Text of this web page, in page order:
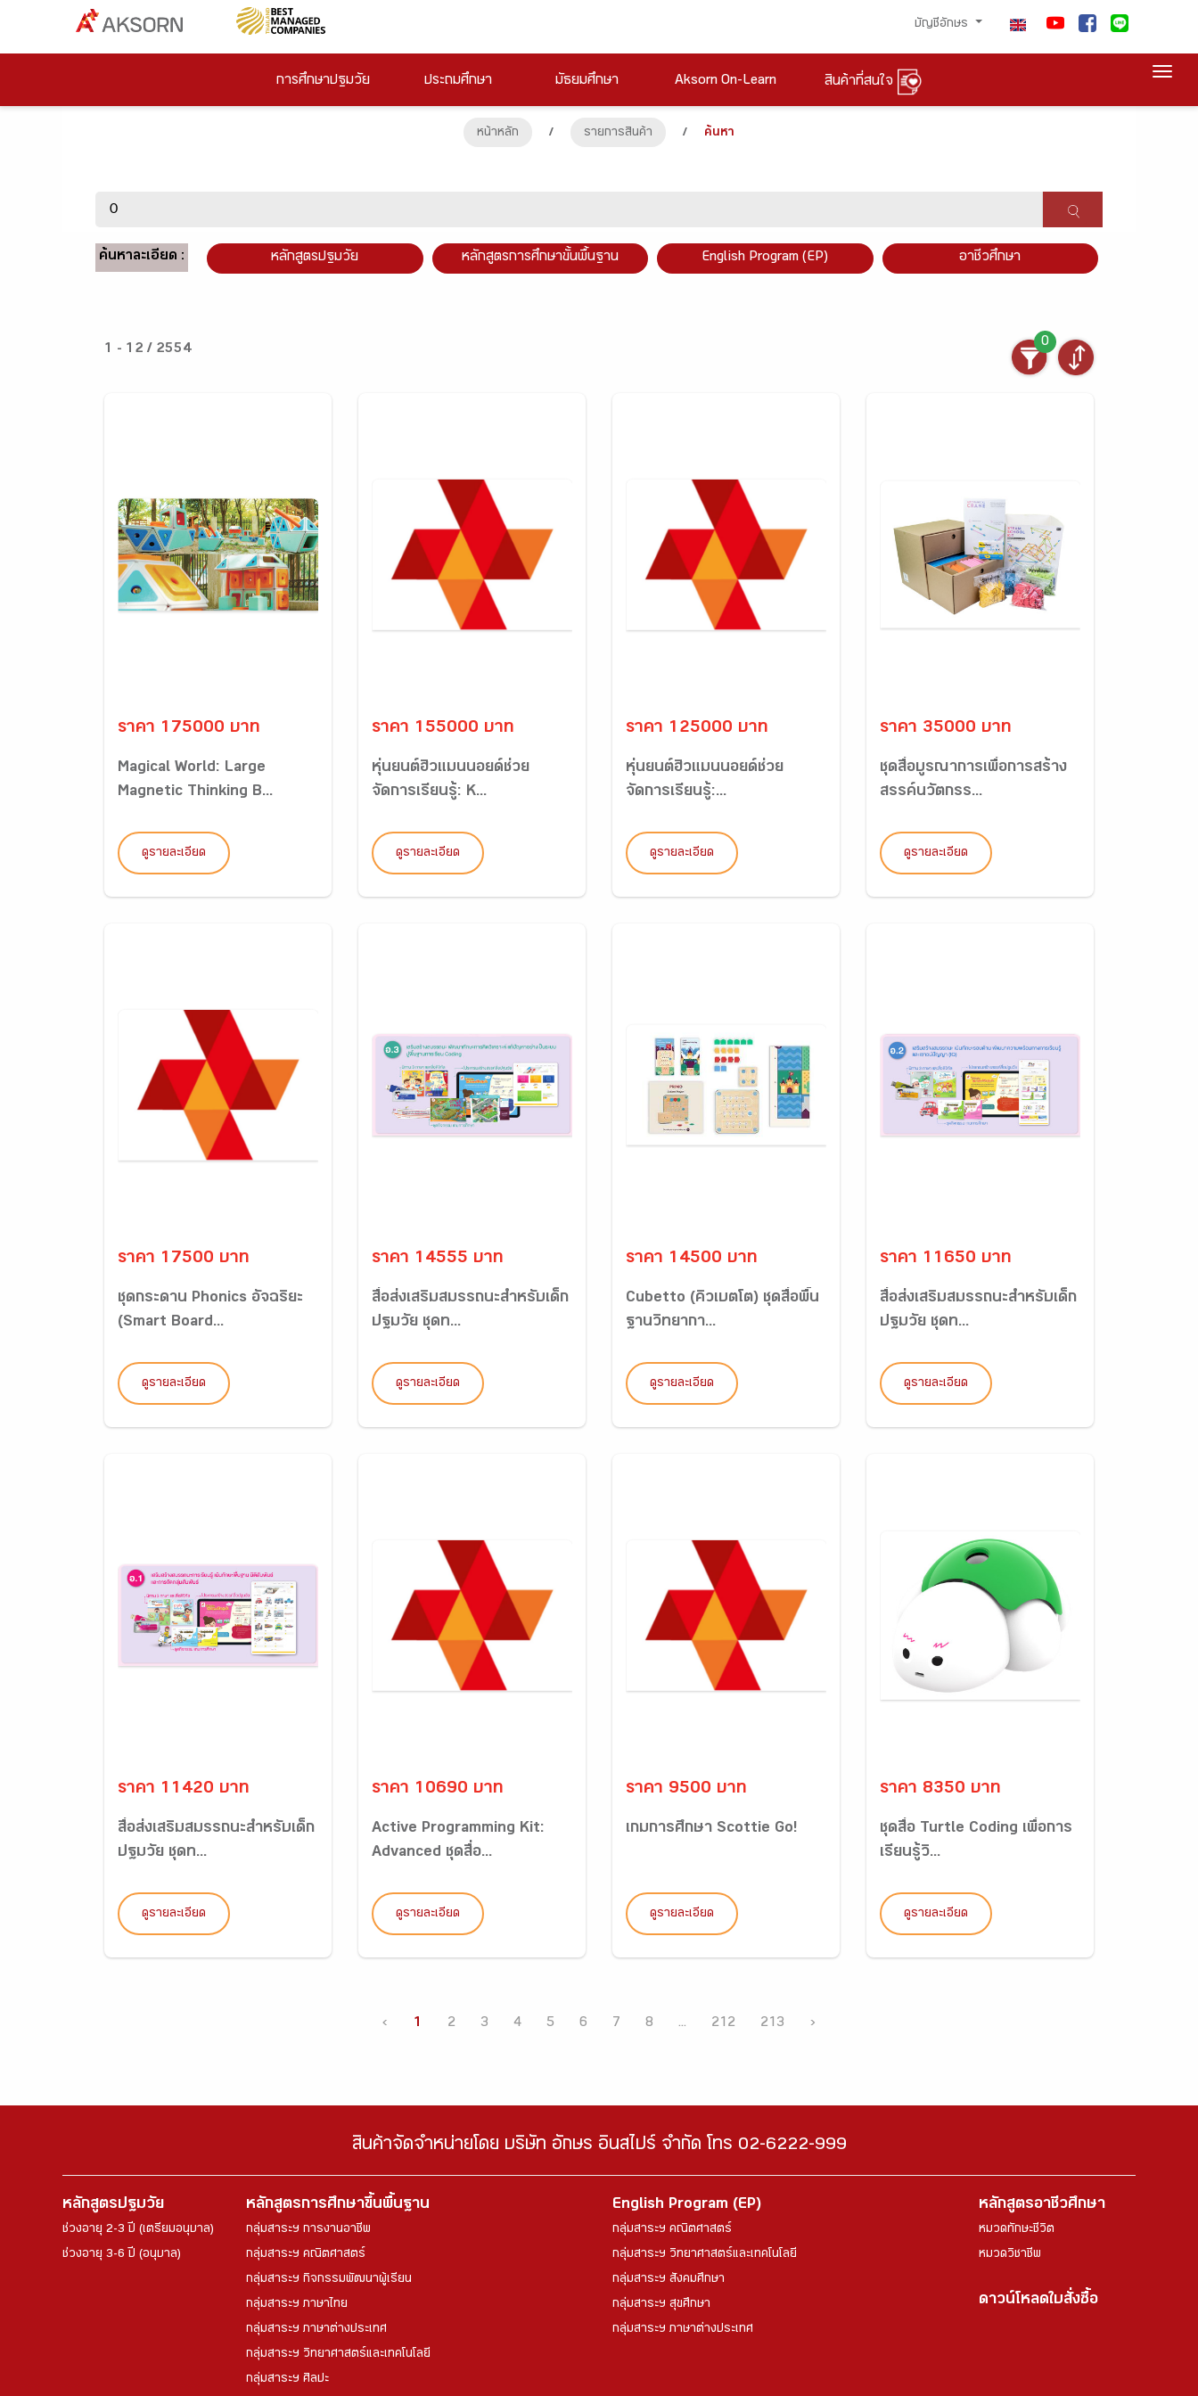
บัญชีอักษร
การศึกษาปฐมวัย ประถมศึกษา มัธยมศึกษา Aksorn On-Learn สินค้าที่สนใจ
หน้าหลัก / รายการสินค้า / ค้นหา
ค้นหาละเอียด : หลักสูตรปฐมวัย หลักสูตรการศึกษาขั้นพื้นฐาน English Program (EP) อาชีวศึกษา
1 - 12 / 2554
0
ราคา 175000 บาท
Magical World: Large
Magnetic Thinking B...
ดูรายละเอียด
ราคา 155000 บาท
หุ่นยนต์ฮิวแมนนอยด์ช่วย
จัดการเรียนรู้: K...
ดูรายละเอียด
ราคา 125000 บาท
หุ่นยนต์ฮิวแมนนอยด์ช่วย
จัดการเรียนรู้:...
ดูรายละเอียด
ราคา 35000 บาท
ชุดสื่อบูรณาการเพื่อการสร้าง
สรรค์นวัตกรร...
ดูรายละเอียด
ราคา 17500 บาท
ชุดกระดาน Phonics อัจฉริยะ
(Smart Board...
ดูรายละเอียด
ราคา 14555 บาท
สื่อส่งเสริมสมรรถนะสำหรับเด็ก
ปฐมวัย ชุดท...
ดูรายละเอียด
ราคา 14500 บาท
Cubetto (คิวเบตโต) ชุดสื่อพื้น
ฐานวิทยากา...
ดูรายละเอียด
ราคา 11650 บาท
สื่อส่งเสริมสมรรถนะสำหรับเด็ก
ปฐมวัย ชุดท...
ดูรายละเอียด
ราคา 11420 บาท
สื่อส่งเสริมสมรรถนะสำหรับเด็ก
ปฐมวัย ชุดท...
ดูรายละเอียด
ราคา 10690 บาท
Active Programming Kit:
Advanced ชุดสื่อ...
ดูรายละเอียด
ราคา 9500 บาท
เกมการศึกษา Scottie Go!
ดูรายละเอียด
ราคา 8350 บาท
ชุดสื่อ Turtle Coding เพื่อการ
เรียนรู้วิ...
ดูรายละเอียด
‹ 1 2 3 4 5 6 7 8 ... 212 213 ›
สินค้าจัดจำหน่ายโดย บริษัท อักษร อินสไปร์ จำกัด โทร 02-6222-999
หลักสูตรปฐมวัย
ช่วงอายุ 2-3 ปี (เตรียมอนุบาล)
ช่วงอายุ 3-6 ปี (อนุบาล)
หลักสูตรการศึกษาขึ้นพื้นฐาน
กลุ่มสาระฯ การงานอาชีพ
กลุ่มสาระฯ คณิตศาสตร์
กลุ่มสาระฯ กิจกรรมพัฒนาผู้เรียน
กลุ่มสาระฯ ภาษาไทย
กลุ่มสาระฯ ภาษาต่างประเทศ
กลุ่มสาระฯ วิทยาศาสตร์และเทคโนโลยี
กลุ่มสาระฯ ศิลปะ
English Program (EP)
กลุ่มสาระฯ คณิตศาสตร์
กลุ่มสาระฯ วิทยาศาสตร์และเทคโนโลยี
กลุ่มสาระฯ สังคมศึกษา
กลุ่มสาระฯ สุขศึกษา
กลุ่มสาระฯ ภาษาต่างประเทศ
หลักสูตรอาชีวศึกษา
หมวดทักษะชีวิต
หมวดวิชาชีพ
ดาวน์โหลดใบสั่งซื้อ